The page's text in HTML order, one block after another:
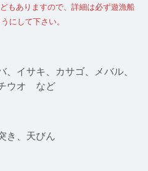
もありますので、詳細は必ず遊漁船
にして下さい。
、イサキ、カサゴ、メバル、
ウオ など
き、天びん